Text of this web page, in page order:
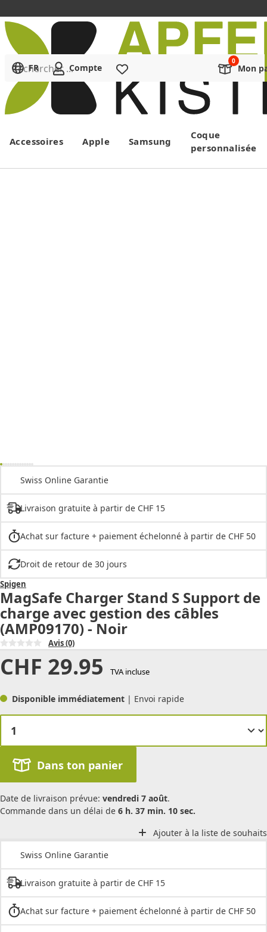
Menu
Rechercher ...
FR Compte Mon
Accessoires Apple Samsung
Coque
personnalisée
Swiss Online Garantie
Livraison gratuite à partir de CHF 15
Achat sur facture + paiement échelonné à partir de CHF 50
Droit de retour de 30 jours
Spigen
MagSafe Charger Stand S Support de
charge avec gestion des câbles
(AMP09170) - Noir
Avis(0)
CHF 29.95 TVA incluse
Disponible immédiatement | Envoi rapide
Dans ton panier
Date de livraison prévue: vendredi 7 août.
Commande dans un délai de 6 h. 37 min. 10 sec.
Ajouter à la liste de souhaits
Swiss Online Garantie
Livraison gratuite à partir de CHF 15
Achat sur facture + paiement échelonné à partir de CHF 50